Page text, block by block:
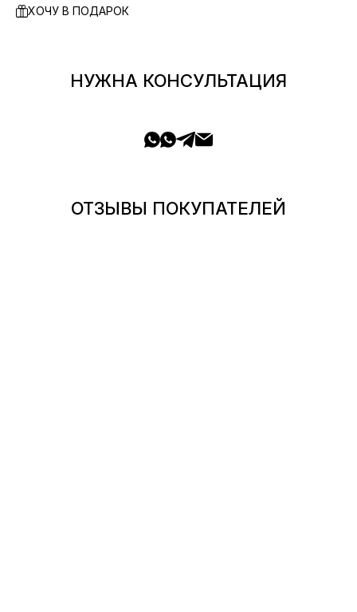
ХОЧУ В ПОДАРОК
НУЖНА КОНСУЛЬТАЦИЯ
ОТЗЫВЫ ПОКУПАТЕЛЕЙ